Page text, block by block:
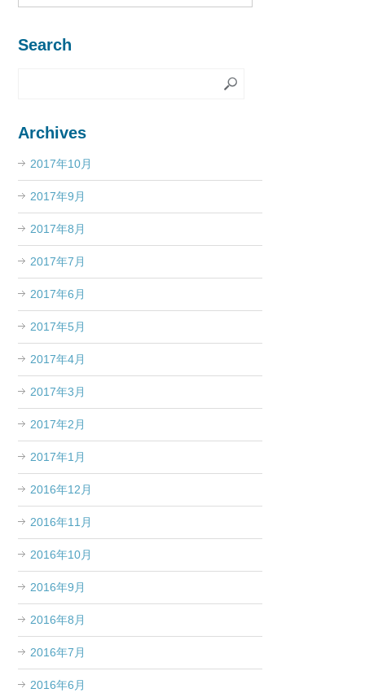
Search
Archives
2017年10月
2017年9月
2017年8月
2017年7月
2017年6月
2017年5月
2017年4月
2017年3月
2017年2月
2017年1月
2016年12月
2016年11月
2016年10月
2016年9月
2016年8月
2016年7月
2016年6月